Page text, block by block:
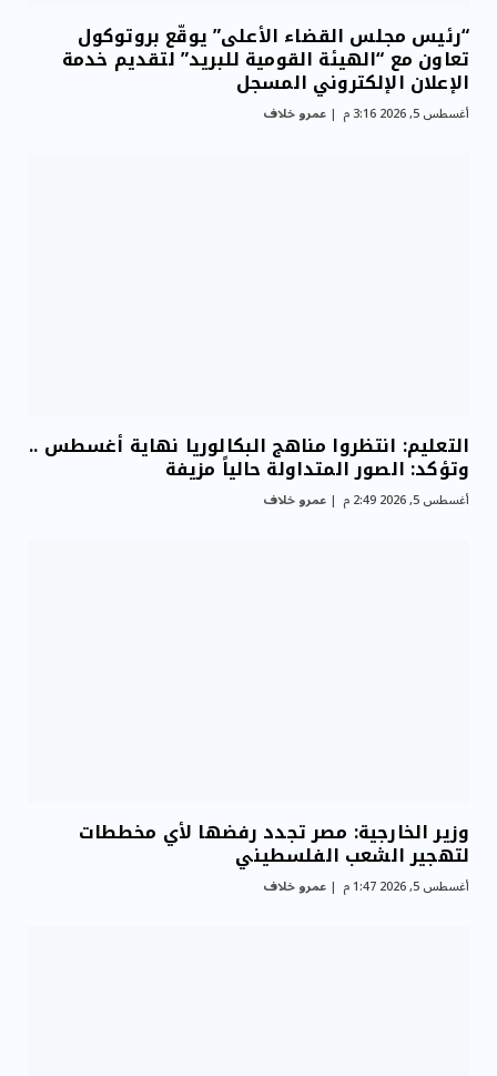
“رئيس مجلس القضاء الأعلى” يوقّع بروتوكول
تعاون مع “الهيئة القومية للبريد” لتقديم خدمة
الإعلان الإلكتروني المسجل
أغسطس 5, 2026 3:16 م عمرو خلاف
التعليم: انتظروا مناهج البكالوريا نهاية أغسطس ..
وتؤكد: الصور المتداولة حالياً مزيفة
أغسطس 5, 2026 2:49 م عمرو خلاف
وزير الخارجية: مصر تجدد رفضها لأي مخططات
لتهجير الشعب الفلسطيني
أغسطس 5, 2026 1:47 م عمرو خلاف